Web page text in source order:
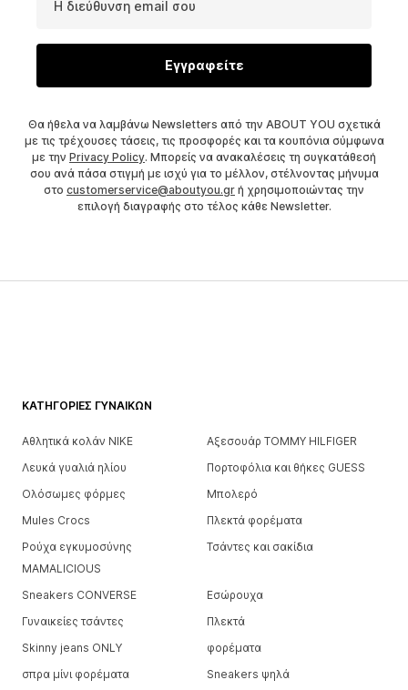
Η διεύθυνση email σου
Εγγραφείτε
Θα ήθελα να λαμβάνω Newsletters από την ABOUT YOU σχετικά
με τις τρέχουσες τάσεις, τις προσφορές και τα κουπόνια σύμφωνα
με την Privacy Policy. Μπορείς να ανακαλέσεις τη συγκατάθεσή
σου ανά πάσα στιγμή με ισχύ για το μέλλον, στέλνοντας μήνυμα
στο customerservice@aboutyou.gr ή χρησιμοποιώντας την
επιλογή διαγραφής στο τέλος κάθε Newsletter.
ΚΑΤΗΓΟΡΊΕΣ ΓΥΝΑΙΚΏΝ
Αθλητικά κολάν NIKE
Αξεσουάρ TOMMY HILFIGER
Λευκά γυαλιά ηλίου
Πορτοφόλια και θήκες GUESS
Ολόσωμες φόρμες
Μπολερό
Mules Crocs
Πλεκτά φορέματα
Ρούχα εγκυμοσύνης
MAMALICIOUS
Τσάντες και σακίδια
Sneakers CONVERSE
Εσώρουχα
Γυναικείες τσάντες
Πλεκτά
Skinny jeans ONLY
φορέματα
σπρα μίνι φορέματα
Sneakers ψηλά